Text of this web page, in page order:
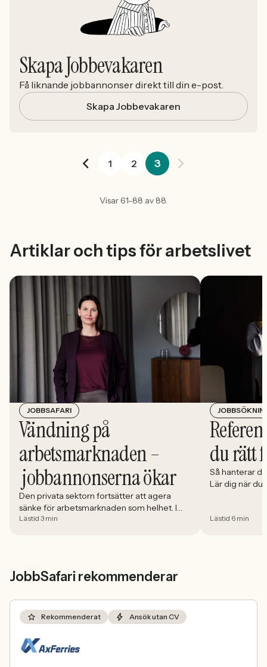
Skapa Jobbevakaren
Få liknande jobbannonser direkt till din e-post.
Skapa Jobbevakaren
1 2 3
Visar 61-88 av 88.
Artiklar och tips för arbetslivet
JOBBSAFARI
Vändning på
arbetsmarknaden –
jobbannonserna ökar
Den privata sektorn fortsätter att agera
sänke för arbetsmarknaden som helhet. I
april minskade antalet jobbannonser i
Lästid 3 min
du rätt
Så hanterar
Lär dig när du
Lästid 6 min
JobbSafari rekommenderar
Rekommenderat Ansök utan CV